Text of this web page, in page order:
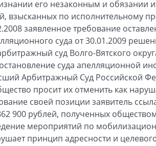
его незаконным и обязании
взысканных по исполнительному
заявленное требование
суда от 30.01.2009
суд Волго-Вятского
суда апелляционной
Арбитражный Суд Российской
просит их отменить как
своей позиции заявитель
900 рублей, полученных
мероприятий по
принцип адресности и